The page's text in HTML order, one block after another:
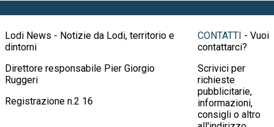
Lodi News - Notizie da Lodi, territorio e
dintorni
Direttore responsabile Pier Giorgio
Ruggeri
Registrazione n.2 16
CONTATTI - Vuoi
contattarci?
Scrivici per
richieste
pubblicitarie,
informazioni,
consigli o altro